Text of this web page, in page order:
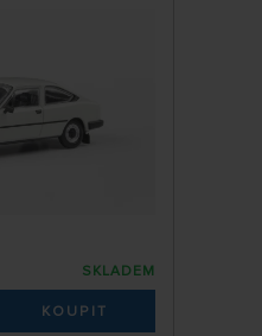
SKLADEM
KOUPIT